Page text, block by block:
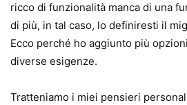
ricco di funzionalità manca di una
di più, in tal caso, lo definiresti il
Ecco perché ho aggiunto più
diverse esigenze.
Tratteniamo i miei pensieri